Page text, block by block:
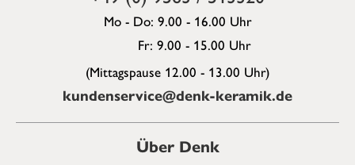
Mo - Do: 9.00 - 16.00 Uhr
Fr: 9.00 - 15.00 Uhr
(Mittagspause 12.00 - 13.00 Uhr)
kundenservice@denk-keramik.de
Über Denk